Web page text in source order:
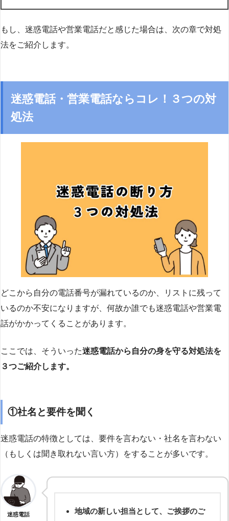
もし、迷惑電話や営業電話だと感じた場合は、次の章で対処
法をご紹介します。
迷惑電話・営業電話ならコレ！３つの対
処法
どこから自分の電話番号が漏れているのか、リストに残って
いるのか不安になりますが、何故か誰でも迷惑電話や営業電
話がかかってくることがあります。
ここでは、そういった迷惑電話から自分の身を守る対処法を
３つご紹介します。
①社名と要件を聞く
迷惑電話の特徴としては、要件を言わない・社名を言わない
（もしくは聞き取れない言い方）をすることが多いです。
迷惑電話
地域の新しい担当として、ご挨拶のご